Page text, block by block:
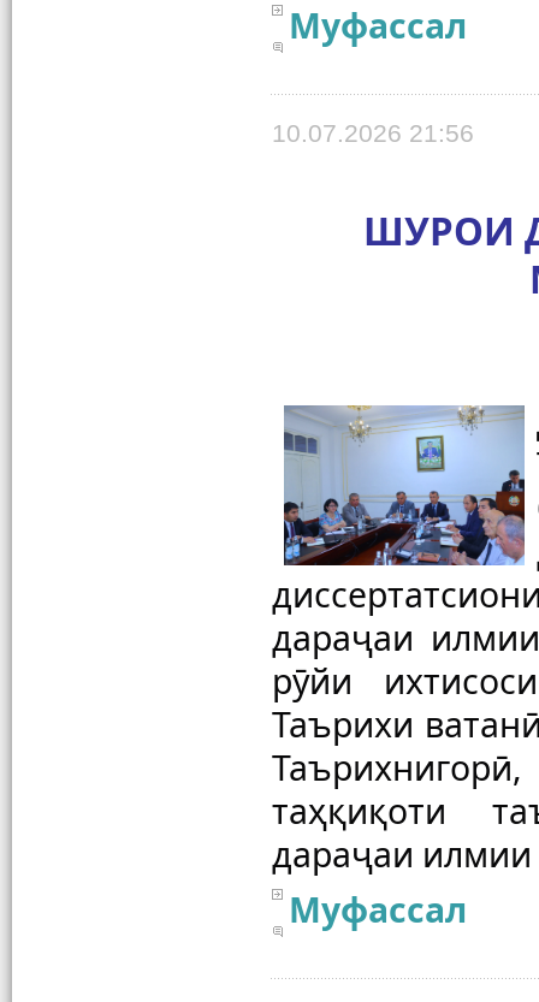
Муфассал
10.07.2026 21:56
ШУРОИ
дараҷаи
рӯйи
Таърихи
таҳқиқоти
Муфассал